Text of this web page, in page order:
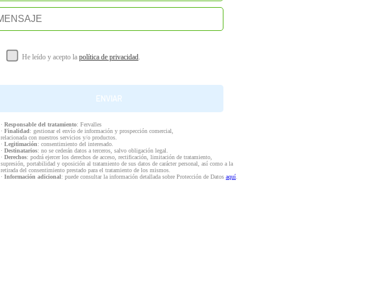
He leído y acepto la política de privacidad.
· Responsable del tratamiento: Fervalles
· Finalidad: gestionar el envío de información y prospección comercial,
relacionada con nuestros servicios y/o productos.
· Legitimación: consentimiento del interesado.
· Destinatarios: no se cederán datos a terceros, salvo obligación legal.
· Derechos: podrá ejercer los derechos de acceso, rectificación, limitación de tratamiento,
supresión, portabilidad y oposición al tratamiento de sus datos de carácter personal, así como a la
retirada del consentimiento prestado para el tratamiento de los mismos.
· Información adicional: puede consultar la información detallada sobre Protección de Datos aquí.